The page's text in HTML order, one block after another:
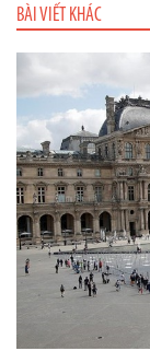
BÀI VIẾT KHÁC